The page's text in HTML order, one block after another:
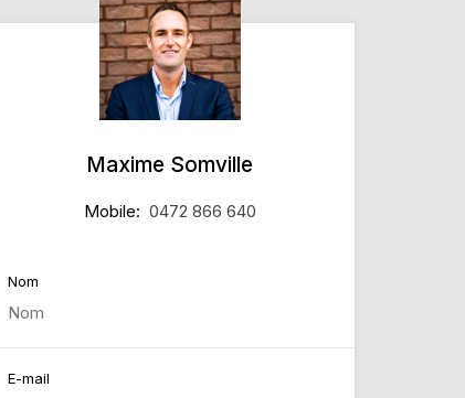
Maxime Somville
Mobile: 0472 866 640
Nom
E-mail